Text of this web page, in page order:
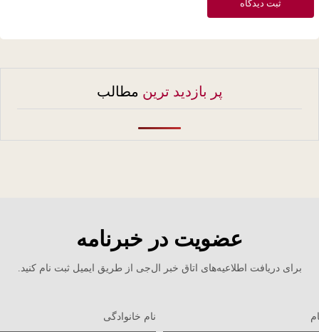
ثبت دیدگاه
پر بازدید ترینمطالب
عضویت در خبرنامه
برای دریافت اطلاعیه‌های اتاق خبر ال‌جی از طریق ایمیل ثبت نام کنید.
نام خانوادگی